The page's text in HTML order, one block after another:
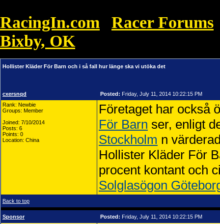
RacingIn.com Racer Forums
Bixby, OK
Hollister Kläder För Barn och i så fall hur länge ska vi utöka det
cxersnqd Posted: Friday, July 11, 2014 10:22:15 PM
Rank: Newbie
Groups: Member
Joined: 7/10/2014
Posts: 6
Points: 0
Location: China
Företaget har också
För Barn ser, enligt
Stockholm n
Hollister Kläder För
procent kontant och
Solglasögon
Back to top
Sponsor Posted: Friday, July 11, 2014 10:22:15 PM